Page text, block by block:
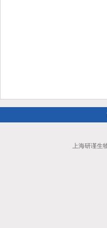
上海研谨生